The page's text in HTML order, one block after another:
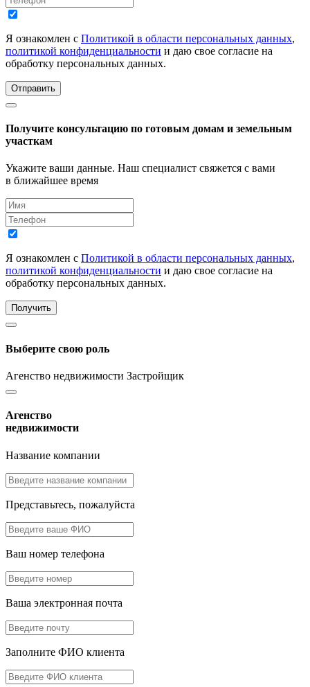
Я ознакомлен с Политикой в области персональных данных,
политикой конфиденциальности и даю свое согласие на
обработку персональных данных.
Отправить
Получите консультацию по готовым домам и земельным
участкам
Укажите ваши данные. Наш специалист свяжется с вами
в ближайшее время
Я ознакомлен с Политикой в области персональных данных,
политикой конфиденциальности и даю свое согласие на
обработку персональных данных.
Получить
Выберите свою роль
Агенство недвижимости Застройщик
Агенство
недвижимости
Название компании
Представьтесь, пожалуйста
Ваш номер телефона
Ваша электронная почта
Заполните ФИО клиента